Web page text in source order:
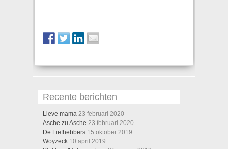
Recente berichten
Lieve mama 23 februari 2020
Asche zu Asche 23 februari 2020
De Liefhebbers 15 oktober 2019
Woyzeck 10 april 2019